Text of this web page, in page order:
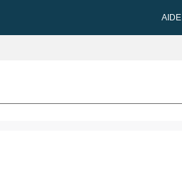
AIDE